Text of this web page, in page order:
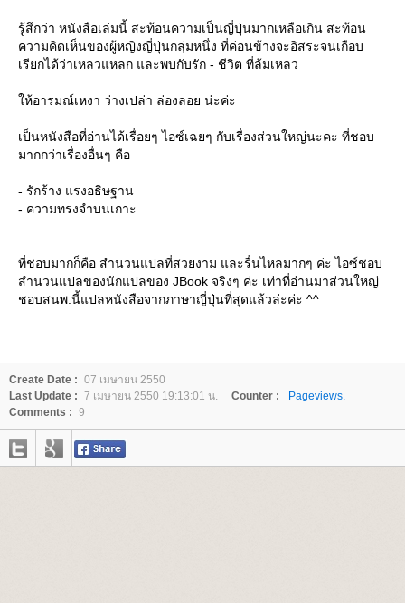
รู้สึกว่า หนังสือเล่มนี้ สะท้อนความเป็นญี่ปุ่นมากเหลือเกิน สะท้อน
ความคิดเห็นของผู้หญิงญี่ปุ่นกลุ่มหนึ่ง ที่ค่อนข้างจะอิสระจนเกือบ
เรียกได้ว่าเหลวแหลก และพบกับรัก - ชีวิต ที่ล้มเหลว
ห้อารมณ์เหงา ว่างเปล่า ล่องลอย น่ะค่ะ
เป็นหนังสือที่อ่านได้เรื่อยๆ ไอซ์เฉยๆ กับเรื่องส่วนใหญ่นะคะ ที่ชอบ
มากกว่าเรื่องอื่นๆ คือ
- รักร้าง แรงอธิษฐาน
- ความทรงจำบนเกาะ
ที่ชอบมากก็คือ สำนวนแปลที่สวยงาม และรื่นไหลมากๆ ค่ะ ไอซ์ชอบ
สำนวนแปลของนักแปลของ JBook จริงๆ ค่ะ เท่าที่อ่านมาส่วนใหญ่
ชอบสนพ.นี้แปลหนังสือจากภาษาญี่ปุ่นที่สุดแล้วล่ะค่ะ ^^
Create Date : 07 เมษายน 2550
Last Update : 7 เมษายน 2550 19:13:01 น. Counter :
Pageviews.
Comments : 9